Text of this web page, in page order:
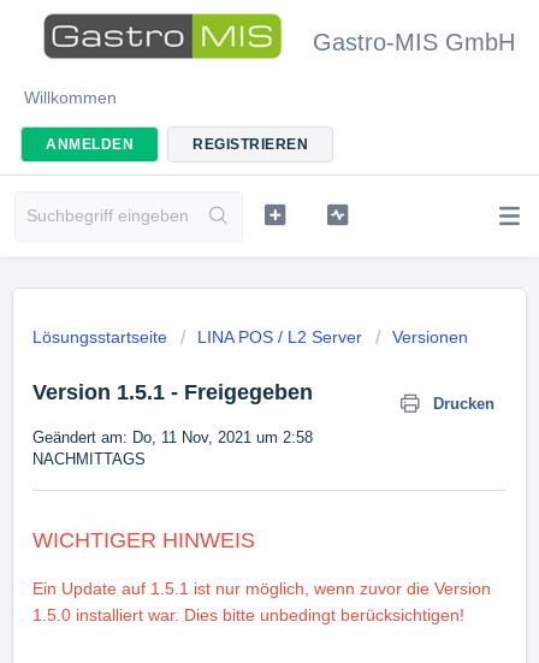
Gastro-MIS GmbH
Willkommen
ANMELDEN REGISTRIEREN
Lösungsstartseite LINA POS / L2 Server Versionen
Version 1.5.1 - Freigegeben
Drucken
Geändert am: Do, 11 Nov, 2021 um 2:58
NACHMITTAGS
WICHTIGER HINWEIS
Ein Update auf 1.5.1 ist nur möglich, wenn zuvor die Version
1.5.0 installiert war. Dies bitte unbedingt berücksichtigen!